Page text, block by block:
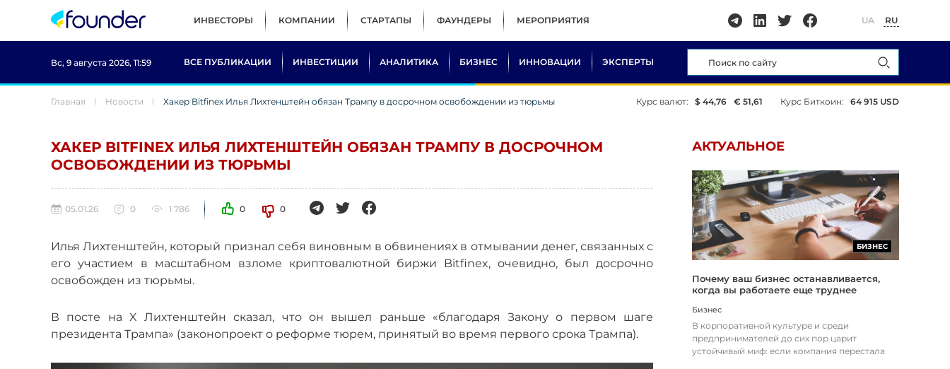
ИНВЕСТОРЫ КОМПАНИИ СТАРТАПЫ ФАУНДЕРЫ МЕРОПРИЯТИЯ UA RU
Вс, 9 августа 2026, 11:59 ВСЕ ПУБЛИКАЦИИ ИНВЕСТИЦИИ АНАЛИТИКА БИЗНЕС ИННОВАЦИИ ЭКСПЕРТЫ
Главная Новости Хакер Bitfinex Илья Лихтенштейн обязан Трампу в досрочном освобождении из тюрьмы Курс валют: $ 44,76 € 51,61 Курс Биткоин: 64 915 USD
ХАКЕР BITFINEX ИЛЬЯ ЛИХТЕНШТЕЙН ОБЯЗАН ТРАМПУ В ДОСРОЧНОМ
ОСВОБОЖДЕНИИ ИЗ ТЮРЬМЫ
05.01.26 0 1 786 0 0
Илья Лихтенштейн, который признал себя виновным в обвинениях в отмывании денег, связанных с
его участием в масштабном взломе криптовалютной биржи Bitfinex, очевидно, был досрочно
освобожден из тюрьмы.
В посте на X Лихтенштейн сказал, что он вышел раньше «благодаря Закону о первом шаге
президента Трампа» (законопроект о реформе тюрем, принятый во время первого срока Трампа).
АКТУАЛЬНОЕ
БИЗНЕС
Почему ваш бизнес останавливается,
когда вы работаете еще труднее
Бизнес
В корпоративной культуре и среди
предпринимателей до сих пор царит
устойчивый миф: если компания перестала